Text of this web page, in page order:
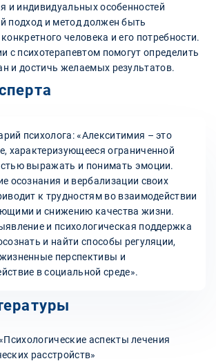
и индивидуальных особенностей
подход и метод должен быть
человека и его потребности.
с психотерапевтом помогут определить
и достичь желаемых результатов.
психолога: «Алекситимия – это
характеризующееся ограниченной
выражать и понимать эмоции.
осознания и вербализации своих
к трудностям во взаимодействии
и снижению качества жизни.
и психологическая поддержка
и найти способы регуляции,
перспективы и
в социальной среде».
аспекты лечения
расстройств»